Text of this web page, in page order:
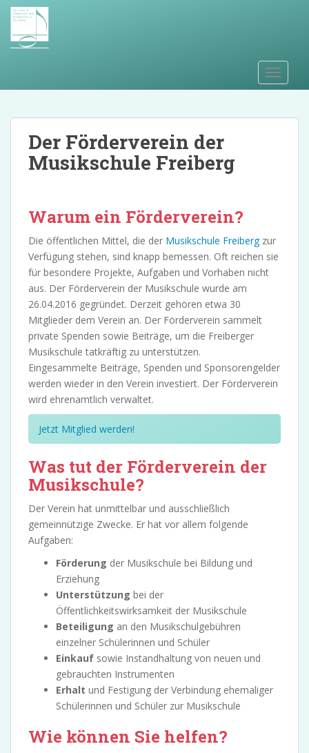
o
Der Förderverein der
Musikschule Freiberg
Warum ein Förderverein?
Die öffentlichen Mittel, die der Musikschule Freibergzur
Verfügung stehen, sind knapp bemessen. Oft reichen sie
für besondere Projekte, Aufgaben und Vorhaben nicht
aus. Der Förderverein der Musikschule wurde am
26.04.2016 gegründet. Derzeit gehören etwa 30
Mitglieder dem Verein an. Der Förderverein sammelt
private Spenden sowie Beiträge, um die Freiberger
Musikschule tatkräftig zu unterstützen.
Eingesammelte Beiträge, Spenden und Sponsorengelder
werden wieder in den Verein investiert. Der Förderverein
wird ehrenamtlich verwaltet.
Jetzt Mitglied werden!
Was tut der Förderverein der
Musikschule?
Der Verein hat unmittelbar und ausschließlich
gemeinnützige Zwecke. Er hat vor allem folgende
Aufgaben:
Förderung der Musikschule bei Bildung und
Erziehung
Unterstützung bei der
Öffentlichkeitswirksamkeit der Musikschule
Beteiligung an den Musikschulgebühren
einzelner Schülerinnen und Schüler
Einkauf sowie Instandhaltung von neuen und
gebrauchten Instrumenten
Erhalt und Festigung der Verbindung ehemaliger
Schülerinnen und Schüler zur Musikschule
Wie können Sie helfen?